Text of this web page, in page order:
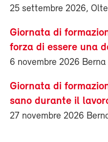
25 settembre 2026,
Giornata di
forza di essere una
6 novembre 2026 Berna
Giornata di
sano durante il
27 novembre 2026